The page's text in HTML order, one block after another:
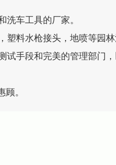
车工具的厂家。
料水枪接头，地喷等园
手段和完美的管理部门
。